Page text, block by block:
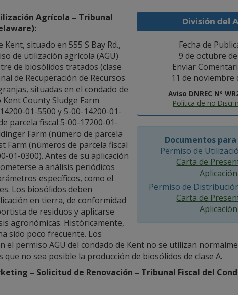
División del
Fecha de
9 de octubre
Enviar
11 de noviembre
Aviso DNREC Nº
Política de no
Documentos para
Permiso de
Carta de
Aplicación
Permiso de
Carta de
Aplicación
Agrícola – Tribunal
situado en 555 S Bay Rd.,
de utilización agrícola (AGU)
de biosólidos tratados (clase
de Recuperación de Recursos
situadas en el condado de
County Sludge Farm
01-5500 y 5-00-14200-01-
parcela fiscal 5-00-17200-01-
Farm (número de parcela
Farm (números de parcela fiscal
01-0300). Antes de su aplicación
a análisis periódicos
específicos, como el
Los biosólidos deben
en tierra, de conformidad
de residuos y aplicarse
agronómicas. Históricamente,
sido poco frecuente. Los
el permiso AGU del condado de Kent no se utilizan
no sea posible la producción de biosólidos de clase A.
– Solicitud de Renovación – Tribunal Fiscal del